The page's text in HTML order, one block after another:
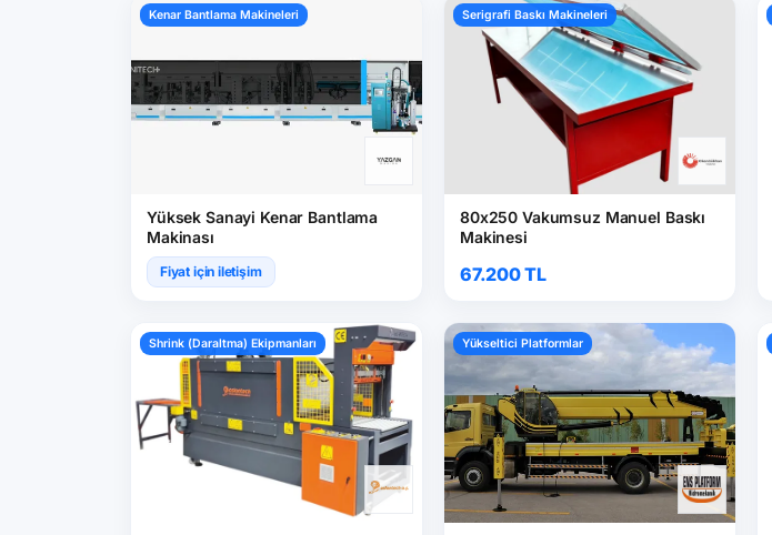
Kenar Bantlama Makineleri
Yüksek Sanayi Kenar Bantlama
Makinası
Fiyat için iletişim
Serigrafi Baskı Makineleri
80x250 Vakumsuz Manuel Baskı
Makinesi
67.200 TL
Shrink (Daraltma) Ekipmanları Yükseltici Platformlar